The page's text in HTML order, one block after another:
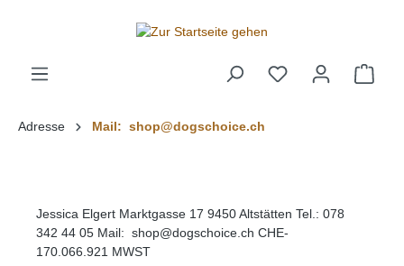
Adresse Mail: shop@dogschoice.ch
Jessica Elgert Marktgasse 17 9450 Altstätten Tel.: 078
342 44 05 Mail: shop@dogschoice.ch CHE-
170.066.921 MWST